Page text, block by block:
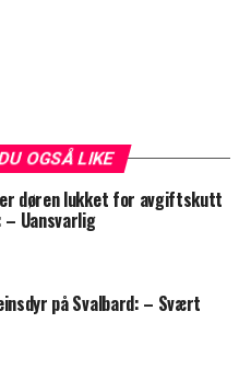
OGSÅ LIKE
døren lukket for avgiftskutt
Uansvarlig
på Svalbard: – Svært